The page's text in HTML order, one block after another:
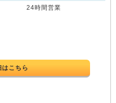
24時間営業
はこちら